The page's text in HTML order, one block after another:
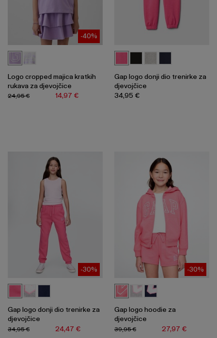
-40%
Logo cropped majica kratkih
rukava za djevojčice
14,97 €
24,95 €
Gap logo donji dio trenirke za
djevojčice
34,95 €
-30%
Gap logo donji dio trenirke za
djevojčice
24,47 €
34,95 €
-30%
Gap logo hoodie za
djevojčice
27,97 €
39,95 €